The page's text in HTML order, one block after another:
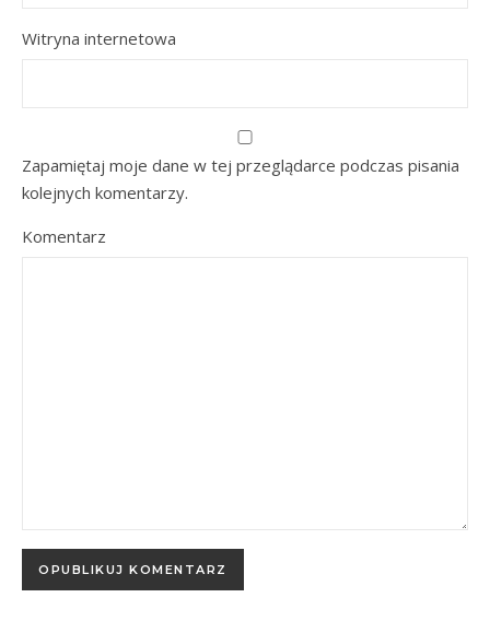
Witryna internetowa
Zapamiętaj moje dane w tej przeglądarce podczas pisania
kolejnych komentarzy.
Komentarz